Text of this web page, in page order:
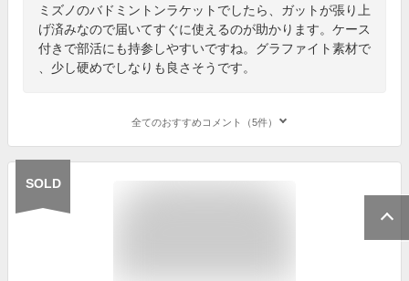
ミズノのバドミントンラケットでしたら、ガットが張り上
げ済みなので届いてすぐに使えるのが助かります。ケース
付きで部活にも持参しやすいですね。グラファイト素材で
、少し硬めでしなりも良さそうです。
全てのおすすめコメント（5件）
SOLD